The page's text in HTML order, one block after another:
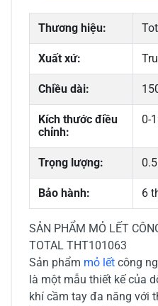
Thương hiệu:
Xuất xứ:
Chiều dài:
Kích thước điều
chỉnh:
0-
Trọng lượng:
Bảo hành: 6
SẢN PHẨM MỎ LẾT
TOTAL THT101063
Sản phẩm mỏ lết công
là một mẫu thiết kế của
khí cầm tay đa năng với